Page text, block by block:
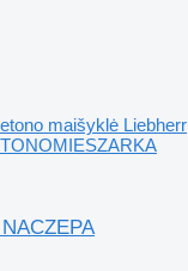
maišyklė Liebherr